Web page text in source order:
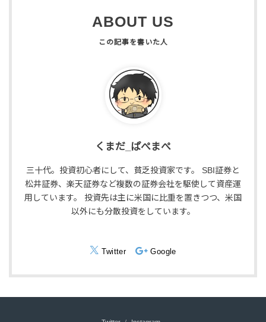
ABOUT US
くまだ_ぱぺまぺ
三十代。投資初心者にして、貧乏投資家です。 SBI証券と
松井証券、楽天証券など複数の証券会社を駆使して資産運
用しています。 投資先は主に米国に比重を置きつつ、米国
以外にも分散投資をしています。
Twitter Google